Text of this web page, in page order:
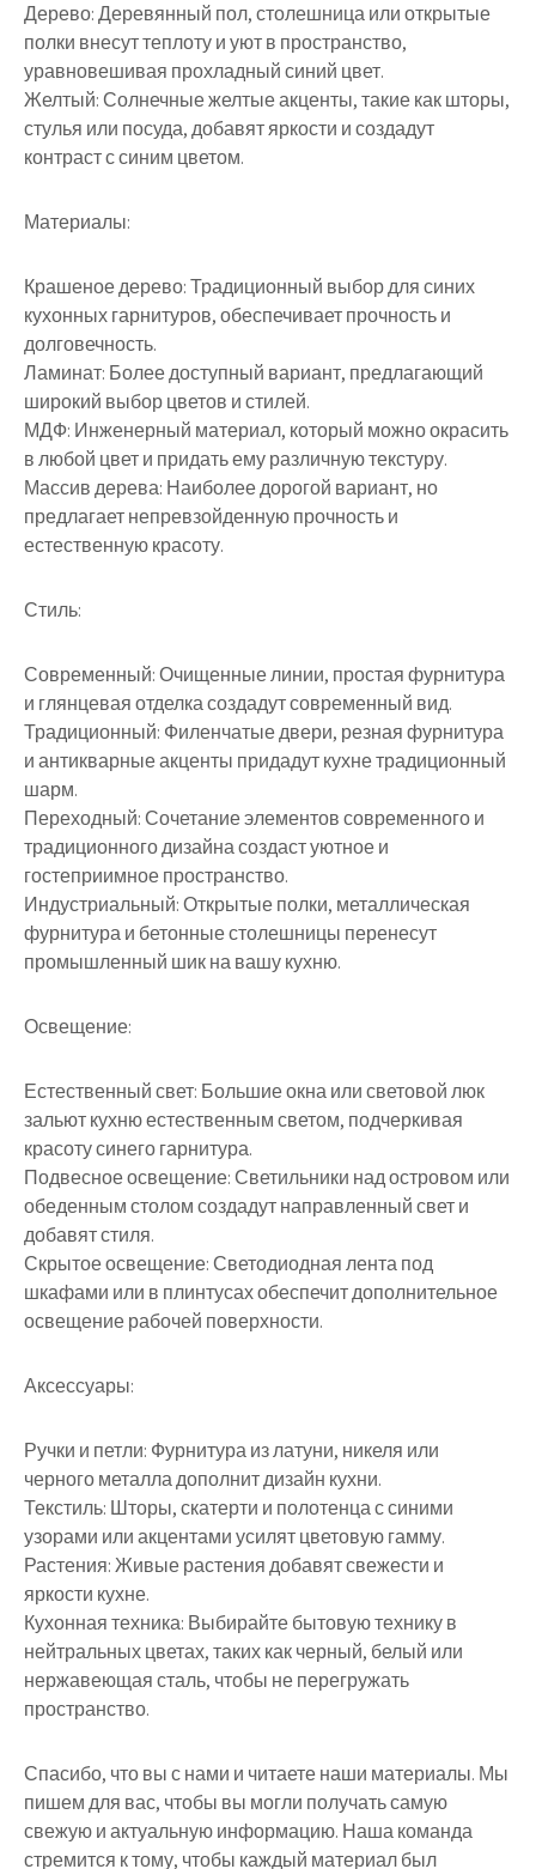
Дерево: Деревянный пол, столешница или открытые
полки внесут теплоту и уют в пространство,
уравновешивая прохладный синий цвет.
Желтый: Солнечные желтые акценты, такие как шторы,
стулья или посуда, добавят яркости и создадут
контраст с синим цветом.
Материалы:
Крашеное дерево: Традиционный выбор для синих
кухонных гарнитуров, обеспечивает прочность и
долговечность.
Ламинат: Более доступный вариант, предлагающий
широкий выбор цветов и стилей.
МДФ: Инженерный материал, который можно окрасить
в любой цвет и придать ему различную текстуру.
Массив дерева: Наиболее дорогой вариант, но
предлагает непревзойденную прочность и
естественную красоту.
Стиль:
Современный: Очищенные линии, простая фурнитура
и глянцевая отделка создадут современный вид.
Традиционный: Филенчатые двери, резная фурнитура
и антикварные акценты придадут кухне традиционный
шарм.
Переходный: Сочетание элементов современного и
традиционного дизайна создаст уютное и
гостеприимное пространство.
Индустриальный: Открытые полки, металлическая
фурнитура и бетонные столешницы перенесут
промышленный шик на вашу кухню.
Освещение:
Естественный свет: Большие окна или световой люк
зальют кухню естественным светом, подчеркивая
красоту синего гарнитура.
Подвесное освещение: Светильники над островом или
обеденным столом создадут направленный свет и
добавят стиля.
Скрытое освещение: Светодиодная лента под
шкафами или в плинтусах обеспечит дополнительное
освещение рабочей поверхности.
Аксессуары:
Ручки и петли: Фурнитура из латуни, никеля или
черного металла дополнит дизайн кухни.
Текстиль: Шторы, скатерти и полотенца с синими
узорами или акцентами усилят цветовую гамму.
Растения: Живые растения добавят свежести и
яркости кухне.
Кухонная техника: Выбирайте бытовую технику в
нейтральных цветах, таких как черный, белый или
нержавеющая сталь, чтобы не перегружать
пространство.
Спасибо, что вы с нами и читаете наши материалы. Мы
пишем для вас, чтобы вы могли получать самую
свежую и актуальную информацию. Наша команда
стремится к тому, чтобы каждый материал был